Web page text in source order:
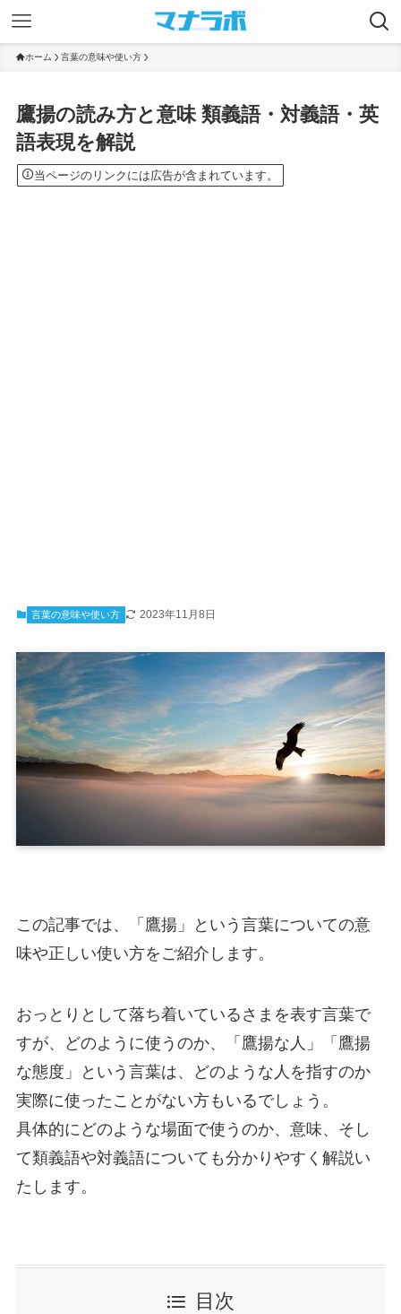
ホーム 言葉の意味や使い方
鷹揚の読み方と意味 類義語・対義語・英
語表現を解説
当ページのリンクには広告が含まれています。
言葉の意味や使い方 2023年11月8日
この記事では、「鷹揚」という言葉についての意
味や正しい使い方をご紹介します。
おっとりとして落ち着いているさまを表す言葉で
すが、どのように使うのか、「鷹揚な人」「鷹揚
な態度」という言葉は、どのような人を指すのか
実際に使ったことがない方もいるでしょう。
具体的にどのような場面で使うのか、意味、そし
て類義語や対義語についても分かりやすく解説い
たします。
目次